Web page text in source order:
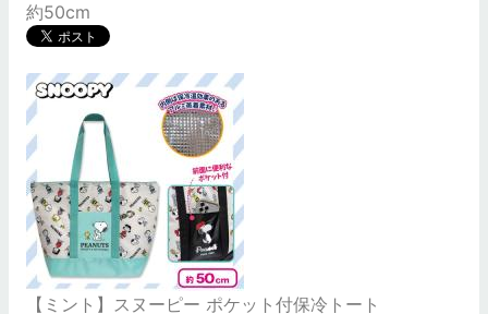
約50cm
【ミント】スヌーピー ポケット付保冷トート